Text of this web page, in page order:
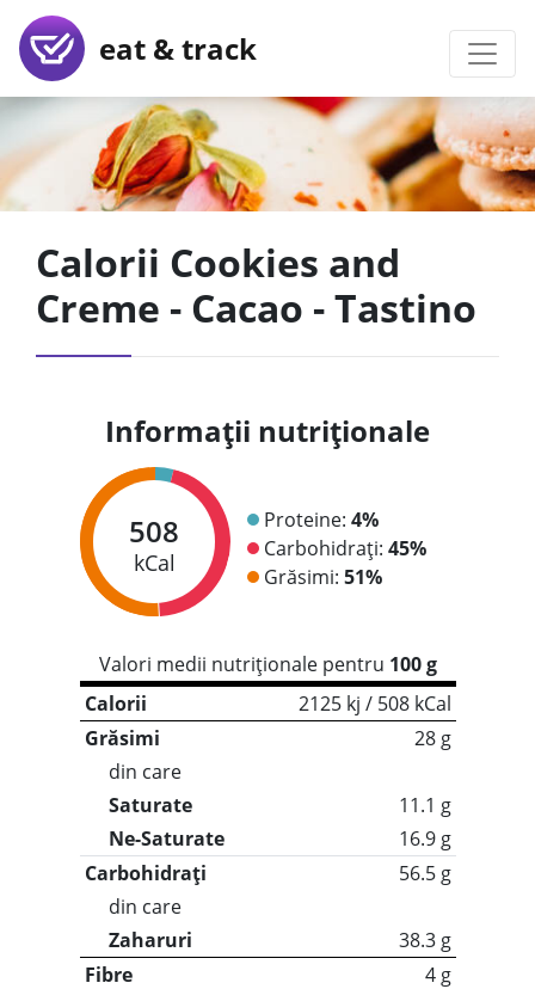
eat & track
Calorii Cookies and
Creme - Cacao - Tastino
Informații nutriționale
508
kCal
Proteine: 4%
Carbohidrați: 45%
Grăsimi: 51%
Valori medii nutriționale pentru 100 g
Calorii
2125 kj / 508 kCal
Grăsimi
28 g
din care
Saturate
11.1 g
Ne-Saturate
16.9 g
Carbohidrați
56.5 g
din care
Zaharuri
38.3 g
Fibre
4 g